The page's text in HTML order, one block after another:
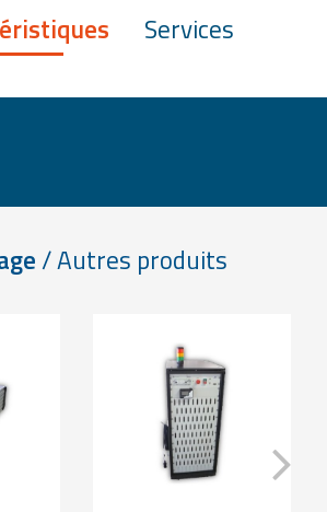
Services
/ Autres produits